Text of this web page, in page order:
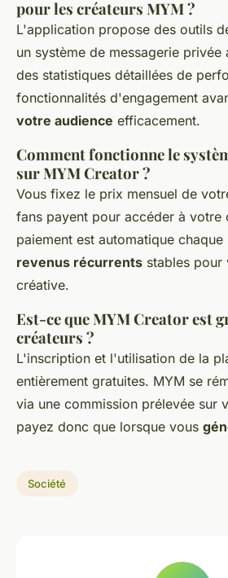
pour les créateurs MYM ?
L'application propose des outils
un système de messagerie privée
des statistiques détaillées de
fonctionnalités d'engagement
votre audience efficacement.
Comment fonctionne le
sur MYM Creator ?
Vous fixez le prix mensuel de
fans payent pour accéder à votre
paiement est automatique
revenus récurrents stables
créative.
Est-ce que MYM Creator est
créateurs ?
L'inscription et l'utilisation de la
entièrement gratuites. MYM se
via une commission prélevée sur
payez donc que lorsque vous
Société